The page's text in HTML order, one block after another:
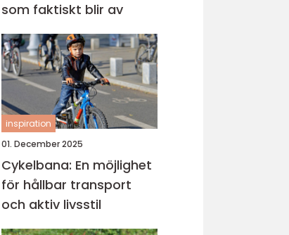
som faktiskt blir av
inspiration
01. December 2025
Cykelbana: En möjlighet
för hållbar transport
och aktiv livsstil